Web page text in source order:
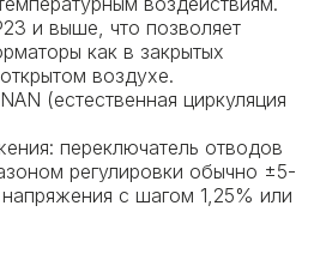
и выше, что позволяет
как в закрытых
воздухе.
(естественная циркуляция
переключатель отводов
регулировки обычно ±5-
с шагом 1,25% или